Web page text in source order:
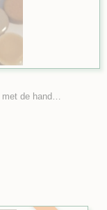
met de hand…